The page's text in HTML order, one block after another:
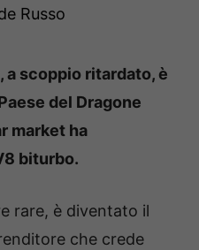
Russo
scoppio ritardato, è
del Dragone
market ha
biturbo.
rare, è diventato il
che crede